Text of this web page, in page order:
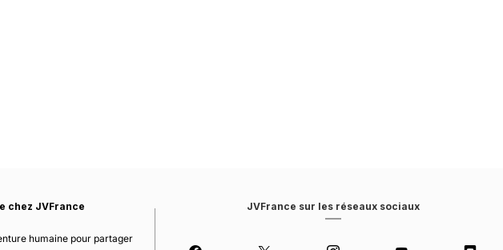
chez JVFrance
humaine pour partager
JVFrance sur les réseaux sociaux